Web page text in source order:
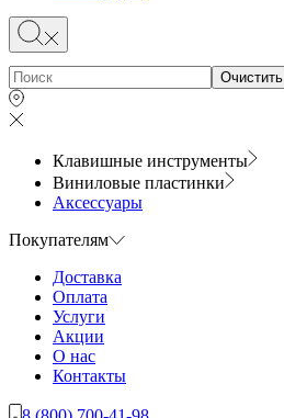
Очистить
Клавишные инструменты
Виниловые пластинки
Аксессуары
Покупателям
Доставка
Оплата
Услуги
Акции
О нас
Контакты